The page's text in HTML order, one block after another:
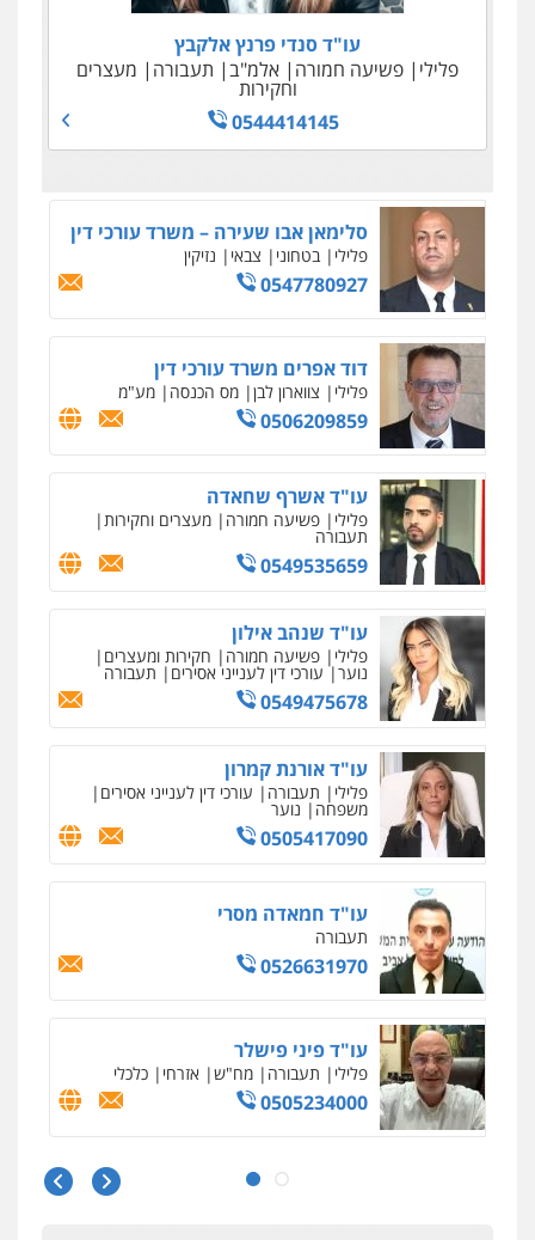
עו"ד יפעת שוורץ סיל
פלילי
תעבורה
0523379525
עו"ד סנדי פרנץ אלקבץ
פלילי
פשיעה חמורה אלמ"ב תעבורה מעצרים
וחקירות
0544414145
וחקירות
0506277425
דוד אפרים משרד עורכי דין
פלילי צווארון לבן מס הכנסה
0506209859
פלילי פשיעה חמורה מעצרים וחקירות
תעבורה
0549535659
פלילי פשיעה חמורה חקירות ומעצרים
נוער עורכי דין לענייני אסירים תעבורה
0549475678
עו"ד אורנת קמרון
פלילי תעבורה עורכי דין לענייני אסירים
משפחה נוער
0505417090
עו"ד חמאדה מסרי
תעבורה
0526631970
עו"ד פיני פישלר
פלילי תעבורה מח"ש אזרחי כלכלי
0505234000
פלילי פשיעה חמורה
ומעצרים
0508824984
נדל"ן / עסקים משפחה
הוצאה לפועל
0545402829
אבי אמר משרד עורכי דין